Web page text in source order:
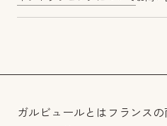
ガルビュールとはフランス